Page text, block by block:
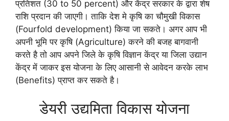
प्रतिशत (30 to 50 percent) और केंद्र सरकार के द्वारा शेष
राशि प्रदान की जाएगी। ताकि देश मे कृषि का चौमुखी विकास
(Fourfold development) किया जा सकते। अगर आप भी
अपनी भूमि पर कृषि (Agriculture) करने की बजह बागवानी
करते है तो आप अपने जिले के कृषि विज्ञान केंद्र या जिला उद्यान
केंद्र में जाकर इस योजना के लिए आसानी से आवेदन करके लाभ
(Benefits) प्राप्त कर सकते है।
डेयरी उद्यमिता विकास योजना